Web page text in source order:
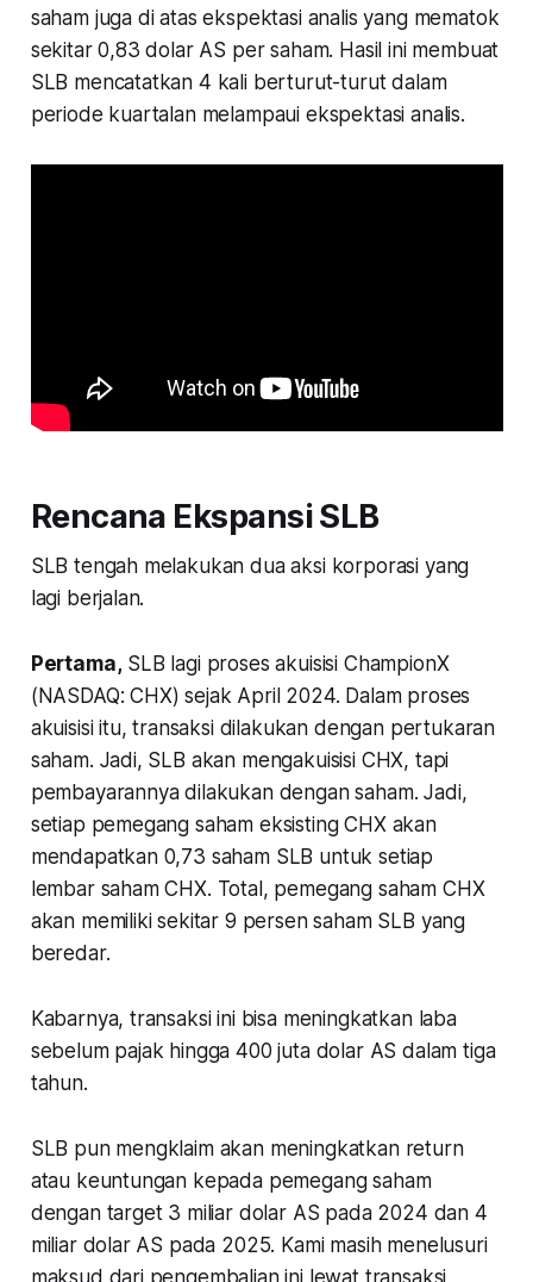
saham juga di atas ekspektasi analis yang mematok
sekitar 0,83 dolar AS per saham. Hasil ini membuat
SLB mencatatkan 4 kali berturut-turut dalam
periode kuartalan melampaui ekspektasi analis.
Rencana Ekspansi SLB
SLB tengah melakukan dua aksi korporasi yang
lagi berjalan.
Pertama,SLB lagi proses akuisisi ChampionX
(NASDAQ: CHX) sejak April 2024. Dalam proses
akuisisi itu, transaksi dilakukan dengan pertukaran
saham. Jadi, SLB akan mengakuisisi CHX, tapi
pembayarannya dilakukan dengan saham. Jadi,
setiap pemegang saham eksisting CHX akan
mendapatkan 0,73 saham SLB untuk setiap
lembar saham CHX. Total, pemegang saham CHX
akan memiliki sekitar 9 persen saham SLB yang
beredar.
Kabarnya, transaksi ini bisa meningkatkan laba
sebelum pajak hingga 400 juta dolar AS dalam tiga
tahun.
SLB pun mengklaim akan meningkatkan return
atau keuntungan kepada pemegang saham
dengan target 3 miliar dolar AS pada 2024 dan 4
miliar dolar AS pada 2025. Kami masih menelusuri